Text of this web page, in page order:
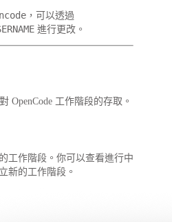
，可以透過
進行更改。
OpenCode 工作階段的存取。
工作階段。你可以查看進行中
新的工作階段。